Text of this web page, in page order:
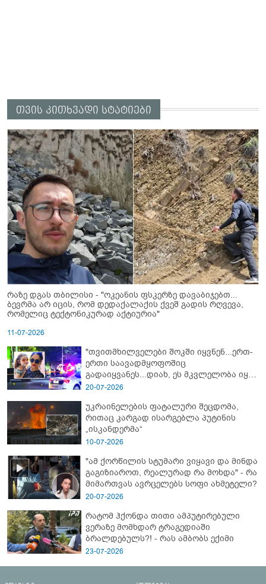
თვის კითხვადი სტატიები
რაზე დგას თბილისი - "ოკეანის ფსკერზე დავაბიჯებთ...
ბევრმა არ იცის, რომ დედაქალაქის ქვეშ გადის რღვევა,
რომელიც ტექტონიკურად აქტიურია"
11-07-2026
"თვითმხილველები შოკში იყვნენ...ერთ-
ერთი საავადმყოფოშიც
გადაიყვანეს...დიახ, ეს მკვლელობა იყო"
- გორში დატრიალებული ტრაგედიის
20-07-2026
უკრაინელების ფატალური შეცდომა,
რითაც კარგად ისარგებლა პუტინის
„ისკანდერმა“
10-07-2026
"ამ ქორწილის სტუმარი ვიყავი და მინდა
გაგიზიაროთ, რეალურად რა მოხდა" - რა
მიმართვას ავრცელებს სოფი ახმეტელი?
20-07-2026
რატომ ჰქონდა თითი ამპუტირებული
ვერაზე მომხდარ ტრაგედიაში
ბრალდებულს?! - რას ამბობს ექიმი
23-07-2026